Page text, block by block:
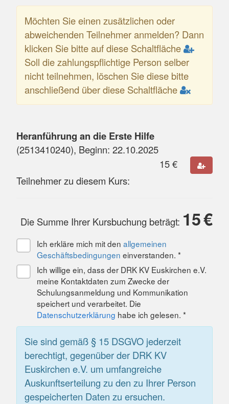
Möchten Sie einen zusätzlichen oder
abweichenden Teilnehmer anmelden? Dann
klicken Sie bitte auf diese Schaltfläche
Soll die zahlungspflichtige Person selber
nicht teilnehmen, löschen Sie diese bitte
anschließend über diese Schaltfläche
Heranführung an die Erste Hilfe
(2513410240), Beginn: 22.10.2025
15€
Teilnehmer zu diesem Kurs:
Die Summe Ihrer Kursbuchung beträgt: 15€
Ich erkläre mich mit den allgemeinen
Geschäftsbedingungen einverstanden. *
Ich willige ein, dass der DRK KV Euskirchen e.V.
meine Kontaktdaten zum Zwecke der
Schulungsanmeldung und Kommunikation
speichert und verarbeitet. Die
Datenschutzerklärung habe ich gelesen. *
Sie sind gemäß § 15 DSGVO jederzeit
berechtigt, gegenüber der DRK KV
Euskirchen e.V. um umfangreiche
Auskunftserteilung zu den zu Ihrer Person
gespeicherten Daten zu ersuchen.